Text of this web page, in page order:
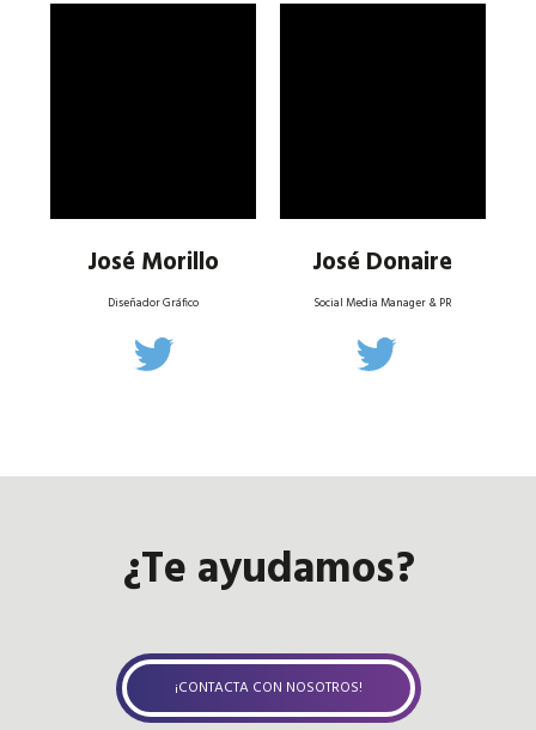
José Morillo
Diseñador Gráfico
José Donaire
Social Media Manager & PR
¿Te ayudamos?
¡CONTACTA CON NOSOTROS!